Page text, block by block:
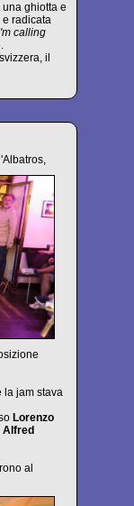
ghiotta e
e radicata
calling
il
la jam stava
Lorenzo
Alfred
al